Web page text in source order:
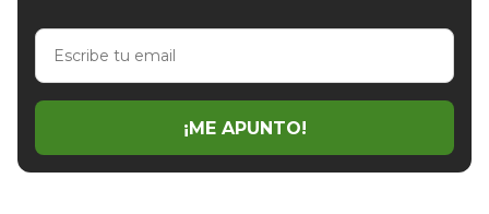
Escribe
email
¡ME APUNTO!